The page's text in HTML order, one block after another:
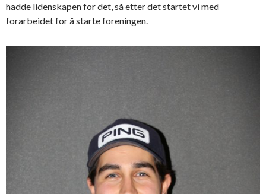
hadde lidenskapen for det, så etter det startet vi med
forarbeidet for å starte foreningen.